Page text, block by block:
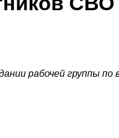
рабочей группы